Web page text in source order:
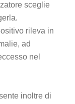
sceglie
rileva in
ad
nel
inoltre di